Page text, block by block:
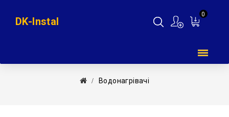
0
DK-Instal
Водонагрівачі